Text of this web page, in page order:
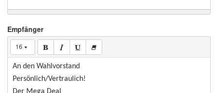
Empfänger
16
An den Wahlvorstand
Persönlich/Vertraulich!
Der Mega Deal